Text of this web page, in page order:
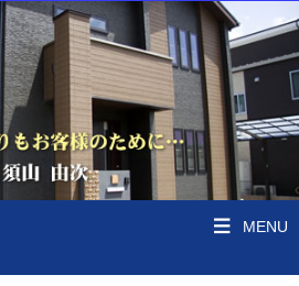
MENU